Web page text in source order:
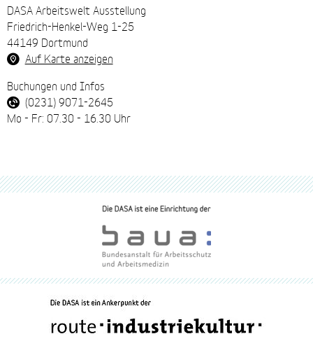
DASA Arbeitswelt Ausstellung
Friedrich-Henkel-Weg 1-25
44149 Dortmund
Auf Karte anzeigen
Buchungen und Infos
(0231) 9071-2645
Mo - Fr: 07.30 - 16.30 Uhr